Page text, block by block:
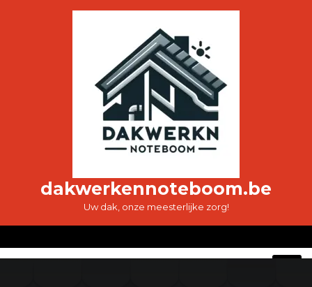
dakwerkennoteboom.be
Uw dak, onze meesterlijke zorg!